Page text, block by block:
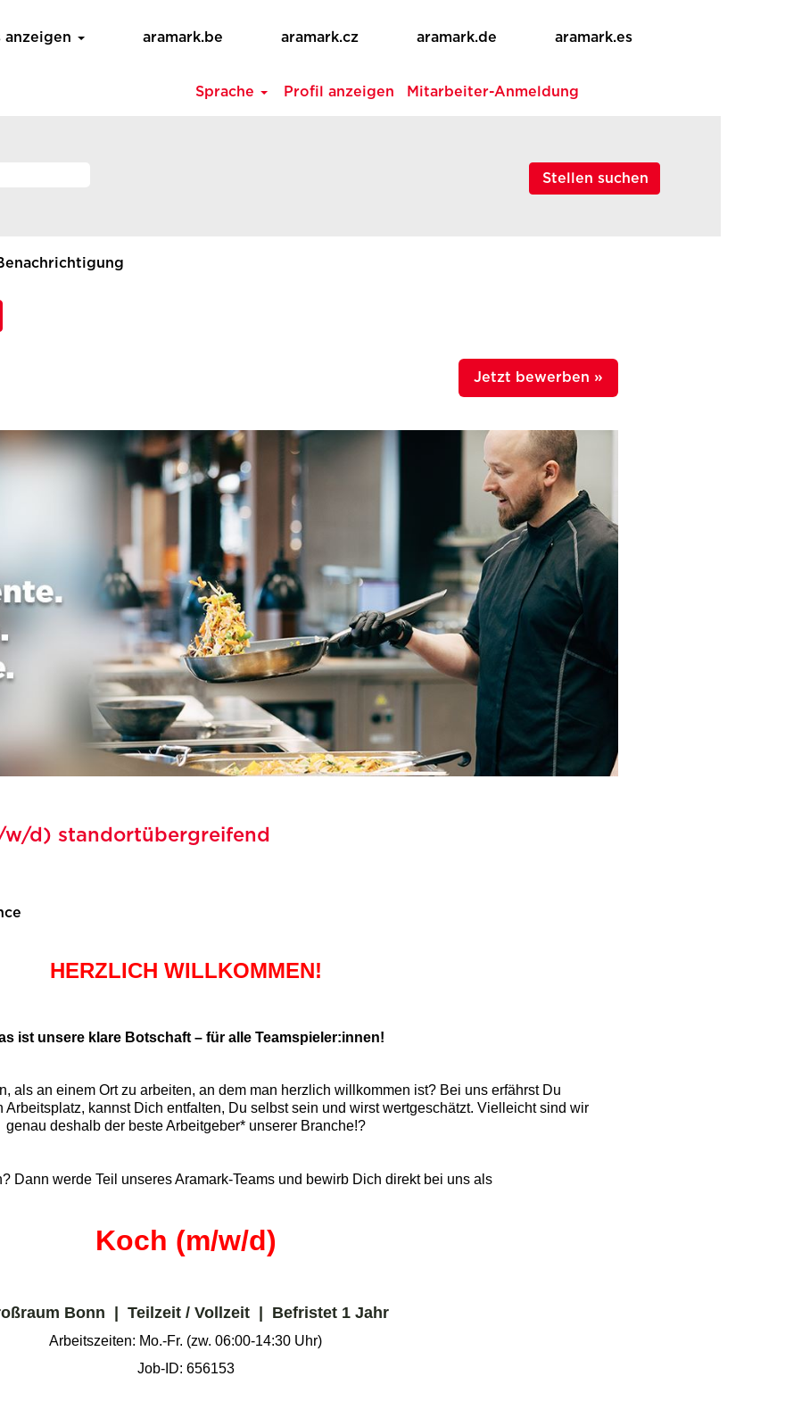
anzeigen aramark.be aramark.cz aramark.de aramark.es
Sprache Profil anzeigen Mitarbeiter-Anmeldung
Jetzt bewerben »
w/d) standortübergreifend
HERZLICH WILLKOMMEN!
ist unsere klare Botschaft – für alle Teamspieler:innen!
als an einem Ort zu arbeiten, an dem man herzlich willkommen ist? Bei uns erfährst Du
kannst Dich entfalten, Du selbst sein und wirst wertgeschätzt. Vielleicht sind wir
genau deshalb der beste Arbeitgeber* unserer Branche!?
Dann werde Teil unseres Aramark-Teams und bewirb Dich direkt bei uns als
Koch (m/w/d)
Bonn | Teilzeit / Vollzeit | Befristet 1 Jahr
Arbeitszeiten: Mo.-Fr. (zw. 06:00-14:30 Uhr)
Job-ID: 656153